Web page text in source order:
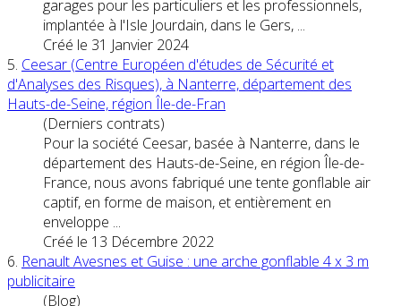
garages pour les particuliers et les professionnels,
implantée à l'Isle Jourdain, dans le Gers, ...
Créé le 31 Janvier 2024
5. Ceesar (Centre Européen d'études de Sécurité et
d'Analyses des Risques), à Nanterre, département des
Hauts-de-Seine, région Île-de-Fran
(Derniers contrats)
Pour la société Ceesar, basée à Nanterre, dans le
département des Hauts-de-Seine, en région Île-de-
France, nous avons fabriqué une tente gonflable air
captif, en forme de maison, et entièrement en
enveloppe ...
Créé le 13 Décembre 2022
6. Renault Avesnes et Guise : une arche gonflable 4 x 3 m
publicitaire
(Blog)